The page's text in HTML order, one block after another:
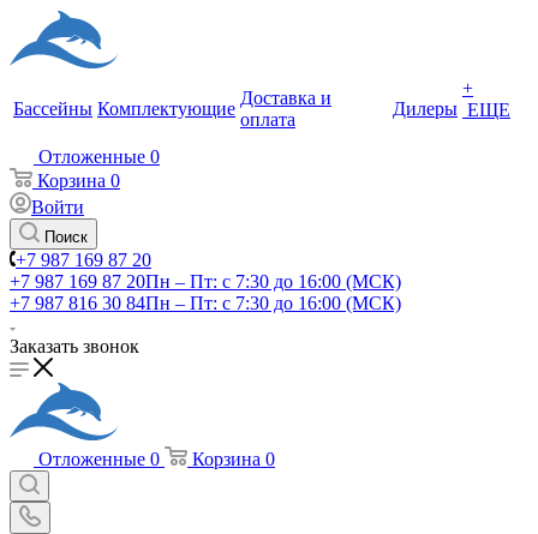
Бассейны Комплектующие
Доставка и
оплата
Дилеры
+
ЕЩЕ
Отложенные 0
Корзина 0
Войти
Поиск
+7 987 169 87 20
+7 987 169 87 20Пн – Пт: с 7:30 до 16:00 (МСК)
+7 987 816 30 84Пн – Пт: с 7:30 до 16:00 (МСК)
Заказать звонок
Отложенные 0 Корзина 0